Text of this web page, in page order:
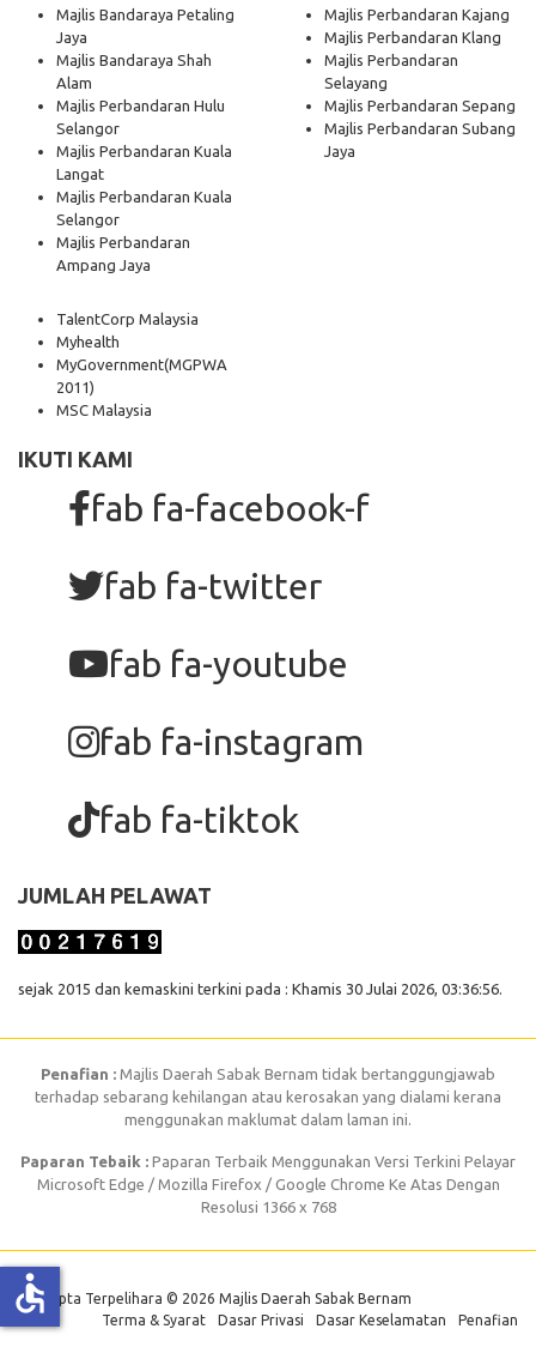
Majlis Bandaraya Petaling
Jaya
Majlis Bandaraya Shah
Alam
Majlis Perbandaran Hulu
Selangor
Majlis Perbandaran Kuala
Langat
Majlis Perbandaran Kuala
Selangor
Majlis Perbandaran
Ampang Jaya
Majlis Perbandaran Kajang
Majlis Perbandaran Klang
Majlis Perbandaran
Selayang
Majlis Perbandaran Sepang
Majlis Perbandaran Subang
Jaya
TalentCorp Malaysia
Myhealth
MyGovernment(MGPWA
2011)
MSC Malaysia
IKUTI KAMI
fab fa-facebook-f
fab fa-twitter
fab fa-youtube
fab fa-instagram
fab fa-tiktok
JUMLAH PELAWAT
sejak 2015 dan kemaskini terkini pada : Khamis 30 Julai 2026, 03:36:56.
Penafian : Majlis Daerah Sabak Bernam tidak bertanggungjawab
terhadap sebarang kehilangan atau kerosakan yang dialami kerana
menggunakan maklumat dalam laman ini.
Paparan Tebaik : Paparan Terbaik Menggunakan Versi Terkini Pelayar
Microsoft Edge / Mozilla Firefox / Google Chrome Ke Atas Dengan
Resolusi 1366 x 768
Hak Cipta Terpelihara © 2026 Majlis Daerah Sabak Bernam
Terma & Syarat
Dasar Privasi Dasar Keselamatan Penafian
accessible